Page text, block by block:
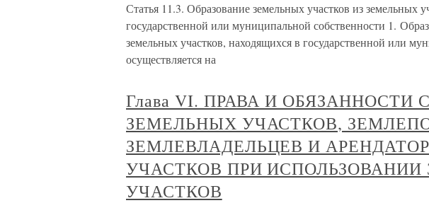
Статья 11.3. Образование земельных участков из земельных
государственной или муниципальной собственности 1.
земельных участков, находящихся в государственной или
осуществляется на
Глава VI. ПРАВА И ОБЯЗАННОСТИ
ЗЕМЕЛЬНЫХ УЧАСТКОВ,
ЗЕМЛЕВЛАДЕЛЬЦЕВ И
УЧАСТКОВ ПРИ
УЧАСТКОВ